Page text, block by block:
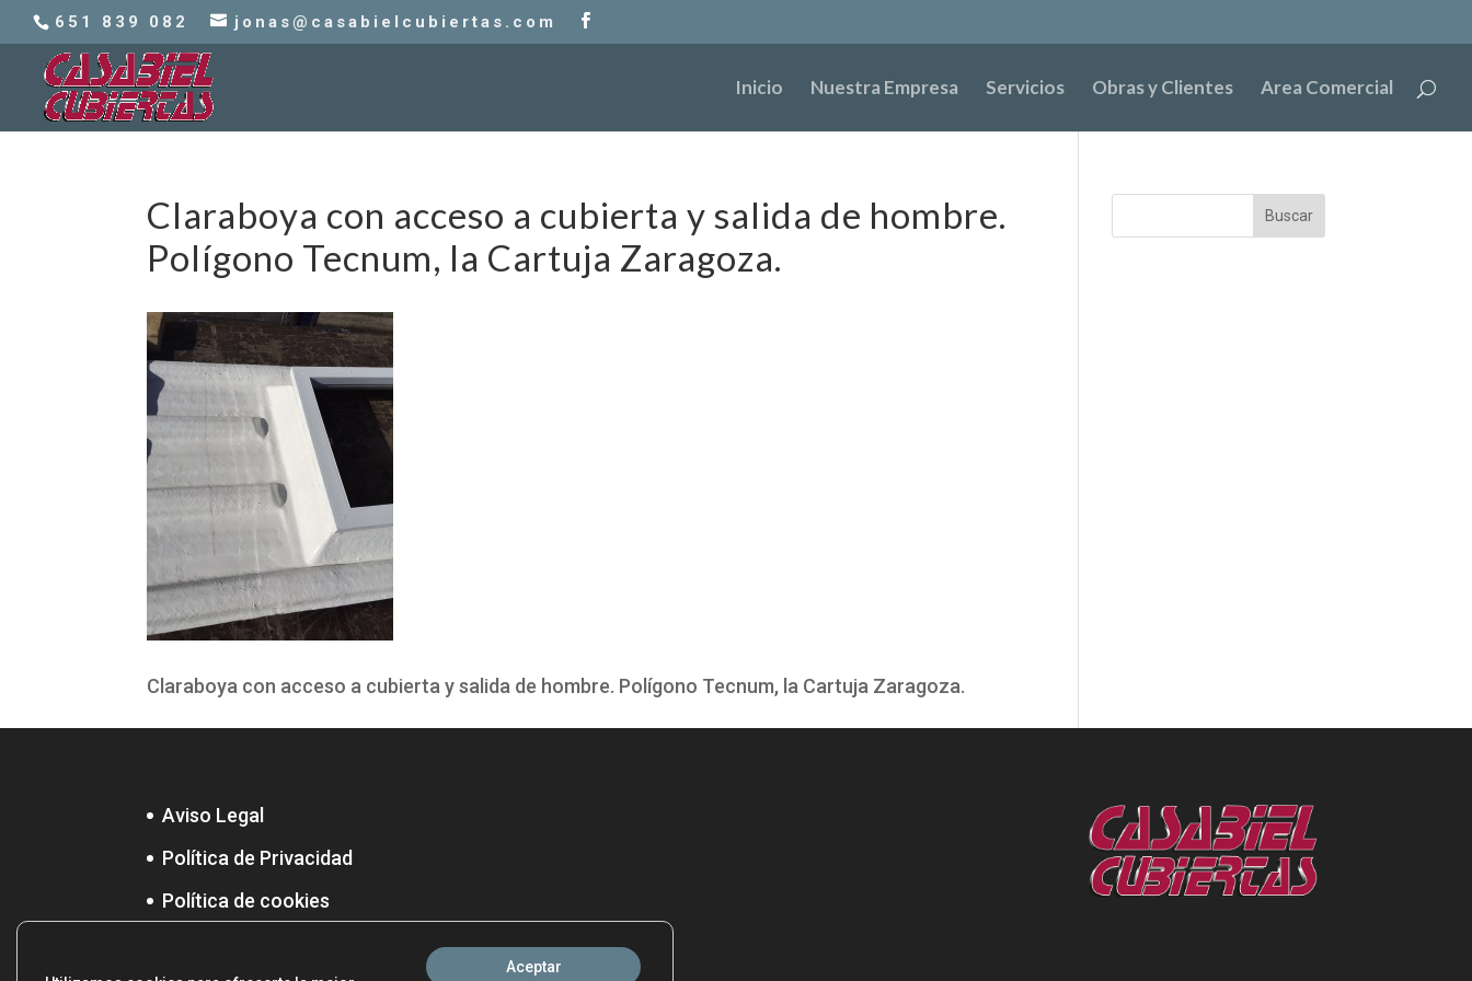
651 839 082 jonas@casabielcubiertas.com
Inicio Nuestra Empresa Servicios Obras y Clientes Area Comercial
Claraboya con acceso a cubierta y salida de hombre.
Polígono Tecnum, la Cartuja Zaragoza.
Claraboya con acceso a cubierta y salida de hombre. Polígono Tecnum, la Cartuja Zaragoza.
Aviso Legal
Política de Privacidad
Política de cookies
Aceptar